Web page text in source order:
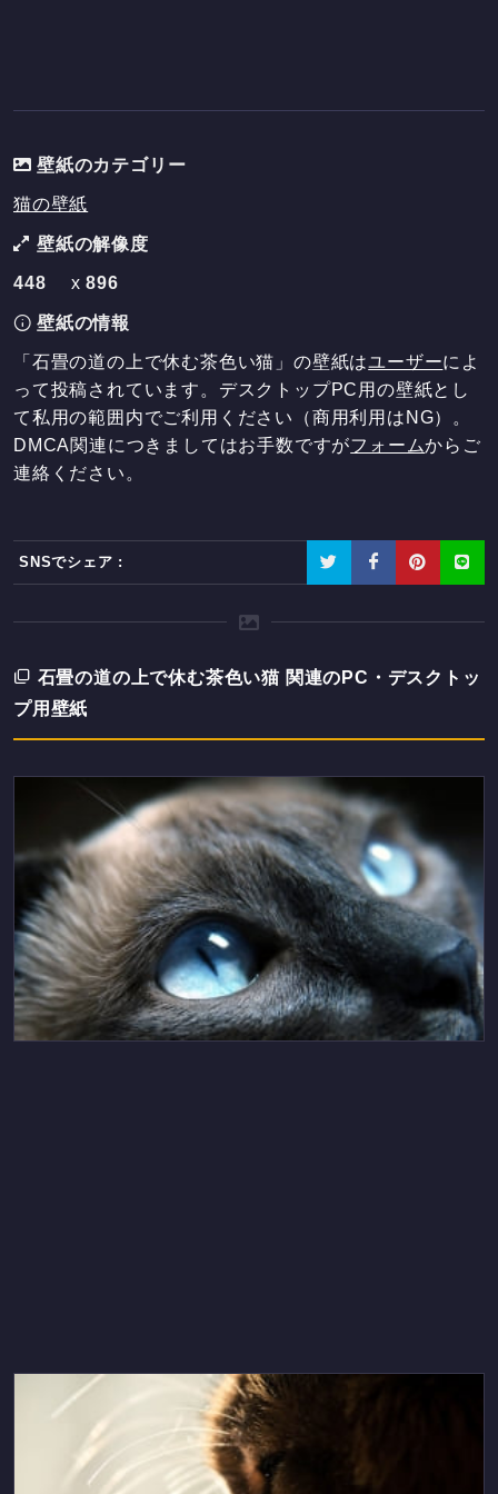
壁紙のカテゴリー
猫の壁紙
壁紙の解像度
448 x896
壁紙の情報
「石畳の道の上で休む茶色い猫」の壁紙はユーザーによ
って投稿されています。デスクトップPC用の壁紙とし
て私用の範囲内でご利用ください（商用利用はNG）。
DMCA関連につきましてはお手数ですがフォームからご
連絡ください。
SNSでシェア :
石畳の道の上で休む茶色い猫 関連のPC・デスクトッ
プ用壁紙